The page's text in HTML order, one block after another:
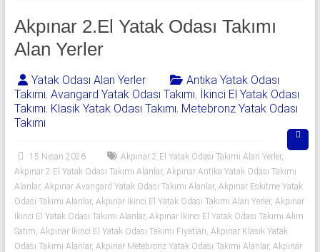
542
541
06
06
|
Yıldız
Spot
Yatak
odası
Akpınar 2.El Yatak Odası Takımı
Alan Yerler
Yatak Odası Alan Yerler
Antika Yatak Odası
Takımı, Avangard Yatak Odası Takımı, İkinci El Yatak Odası
Takımı, Klasik Yatak Odası Takımı, Metebronz Yatak Odası
Takımı
15 Nisan 2026 Akpınar 2.El Yatak Odası Takımı Alan Yerler,
Akpınar 2.El Yatak Odası Takımı Alanlar, Akpınar Antika Yatak Odası Takımı
Alanlar, Akpınar Avangard Yatak Odası Takımı Alanlar, Akpınar Eskitme Yatak
Odası Takımı Alanlar, Akpınar İkinci El Yatak Odası Takımı Alan Yerler, Akpınar
İkinci El Yatak Odası Takımı Alanlar, Akpınar İkinci El Yatak Odası Takımı Alım
Satım, Akpınar İkinci El Yatak Odası Takımı Fiyatları, Akpınar Klasik Yatak
Odası Takımı Alanlar, Akpınar Metebronz Yatak Odası Takımı Alanlar, Akpınar